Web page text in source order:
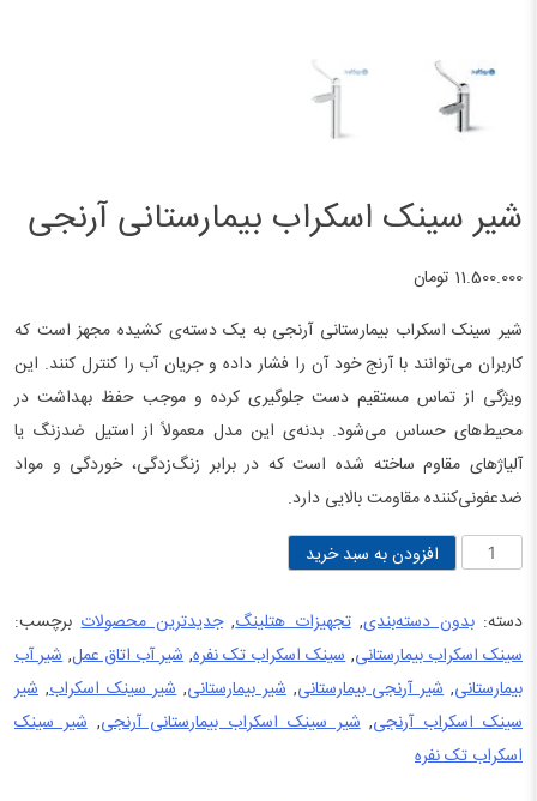
شیر سینک اسکراب بیمارستانی آرنجی
11.500.000 تومان
شیر سینک اسکراب بیمارستانی آرنجی به یک دسته‌ی کشیده مجهز است که
کاربران می‌توانند با آرنج خود آن را فشار داده و جریان آب را کنترل کنند. این
ویژگی از تماس مستقیم دست جلوگیری کرده و موجب حفظ بهداشت در
محیط‌های حساس می‌شود. بدنه‌ی این مدل معمولاً از استیل ضدزنگ یا
آلیاژهای مقاوم ساخته شده است که در برابر زنگ‌زدگی، خوردگی و مواد
ضدعفونی‌کننده مقاومت بالایی دارد.
اسکراب
بیمارستانی
آرنجی
عدد
افزودن به سبد خرید
دسته:بدون دسته‌بندی,تجهیزات هتلینگ,جدیدترین محصولات برچسب:
سینک اسکراب بیمارستانی,سینک اسکراب تک نفره,شیر آب اتاق عمل,شیر آب
بیمارستانی,شیر آرنجی بیمارستانی,شیر بیمارستانی,شیر سینک اسکراب, شیر
سینک اسکراب آرنجی,شیر سینک اسکراب بیمارستانی آرنجی,شیر سینک
اسکراب تک نفره